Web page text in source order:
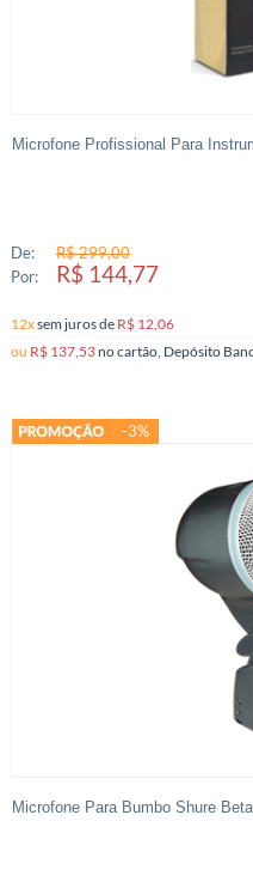
Microfone Profissional Para
De:
R$ 299,00
Por:
R$ 144,77
12xsem jurosde R$ 12,06
ou R$ 137,53
-3%
Microfone Para Bumbo Shure